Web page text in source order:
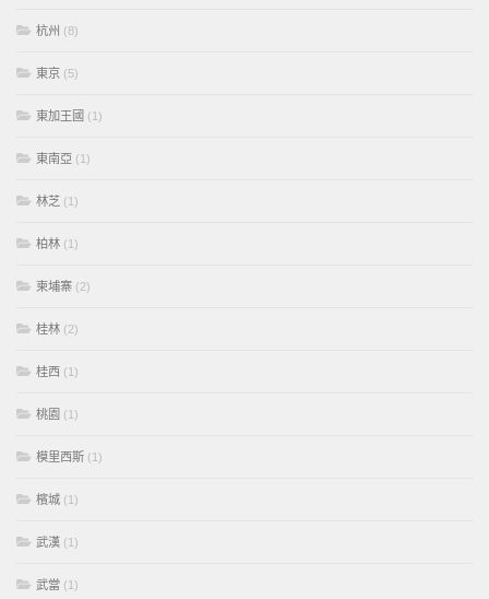
杭州 (8)
東京 (5)
東加王國 (1)
東南亞 (1)
林芝 (1)
柏林 (1)
柬埔寨 (2)
桂林 (2)
桂西 (1)
桃園 (1)
模里西斯 (1)
檳城 (1)
武漢 (1)
武當 (1)